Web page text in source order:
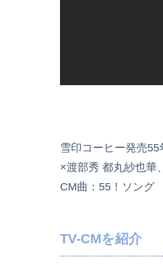
雪印コーヒー発売
×渡部秀 都丸紗也華、
CM曲：55！ソング
TV-CMを紹介